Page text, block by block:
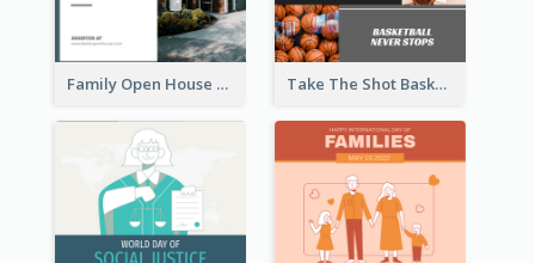
Family Open House Registration Instagram Post Take The Shot Basketball Instagram Post